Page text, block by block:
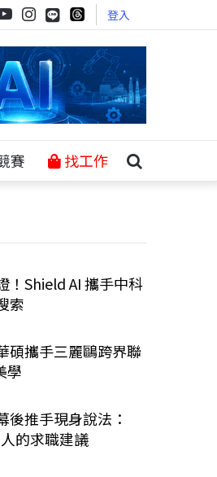
登入
賽 找工作
！Shield AI 攜手中科
索
碩攜手三麗鷗跨界聯
學
後推手現身說法：
的求職建議